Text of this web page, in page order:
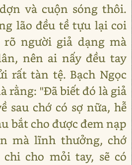
và cuộn sóng thôi.
lão đều tề tựu lại coi
người giả dạng mà
nên ai nấy đều tay
rất tàn tệ. Bạch Ngọc
rằng: "Đã biết đó là giả
sau chớ có sợ nữa, hễ
bắt cho được đem nạp
mà lĩnh thưởng, chớ
cho mỏi tay, sẽ có